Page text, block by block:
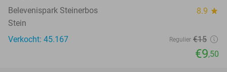
Belevenispark Steinerbos 8.9 star
Stein
Verkocht: 45.167
Regulier €15
€9,50